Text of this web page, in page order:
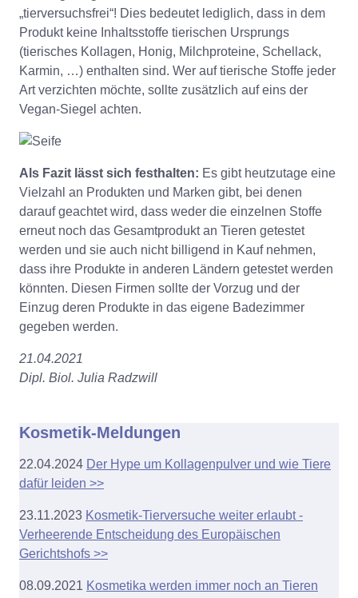
„tierversuchsfrei“! Dies bedeutet lediglich, dass in dem
Produkt keine Inhaltsstoffe tierischen Ursprungs
(tierisches Kollagen, Honig, Milchproteine, Schellack,
Karmin, …) enthalten sind. Wer auf tierische Stoffe jeder
Art verzichten möchte, sollte zusätzlich auf eins der
Vegan-Siegel achten.
Als Fazit lässt sich festhalten: Es gibt heutzutage eine
Vielzahl an Produkten und Marken gibt, bei denen
darauf geachtet wird, dass weder die einzelnen Stoffe
erneut noch das Gesamtprodukt an Tieren getestet
werden und sie auch nicht billigend in Kauf nehmen,
dass ihre Produkte in anderen Ländern getestet werden
könnten. Diesen Firmen sollte der Vorzug und der
Einzug deren Produkte in das eigene Badezimmer
gegeben werden.
21.04.2021
Dipl. Biol. Julia Radzwill
Kosmetik-Meldungen
22.04.2024 Der Hype um Kollagenpulver und wie Tiere
dafür leiden >>
23.11.2023 Kosmetik-Tierversuche weiter erlaubt -
Verheerende Entscheidung des Europäischen
Gerichtshofs >>
08.09.2021 Kosmetika werden immer noch an Tieren